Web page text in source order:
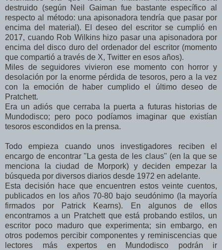
destruido (según Neil Gaiman fue bastante específico al
respecto al método: una apisonadora tendría que pasar por
encima del material). El deseo del escritor se cumplió en
2017, cuando Rob Wilkins hizo pasar una apisonadora por
encima del disco duro del ordenador del escritor (momento
que compartió a través de X, Twitter en esos años).
Miles de seguidores vivieron ese momento con horror y
desolación por la enorme pérdida de tesoros, pero a la vez
con la emoción de haber cumplido el último deseo de
Pratchett.
Era un adiós que cerraba la puerta a futuras historias de
Mundodisco; pero poco podíamos imaginar que existían
tesoros escondidos en la prensa.
Todo empieza cuando unos investigadores reciben el
encargo de encontrar "La gesta de les claus" (en la que se
menciona la ciudad de Morpork) y deciden empezar la
búsqueda por diversos diarios desde 1972 en adelante.
Esta decisión hace que encuentren estos veinte cuentos,
publicados en los años 70-80 bajo seudónimo (la mayoría
firmados por Patrick Kearns). En algunos de ellos
encontramos a un Pratchett que está probando estilos, un
escritor poco maduro que experimenta; sin embargo, en
otros podemos percibir componentes y reminiscencias que
lectores más expertos en Mundodisco podrán ir